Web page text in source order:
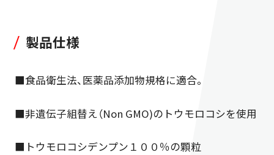
製品仕様
■食品衛生法、医薬品添加物規格に適合。
■非遺伝子組替え（Non GMO)のトウモロコシを使用
■トウモロコシデンプン１００％の顆粒